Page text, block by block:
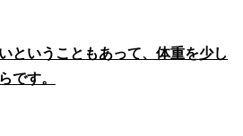
ということもあって、体重を少し
です。